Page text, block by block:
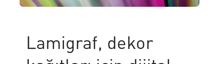
Lamigraf, dekor